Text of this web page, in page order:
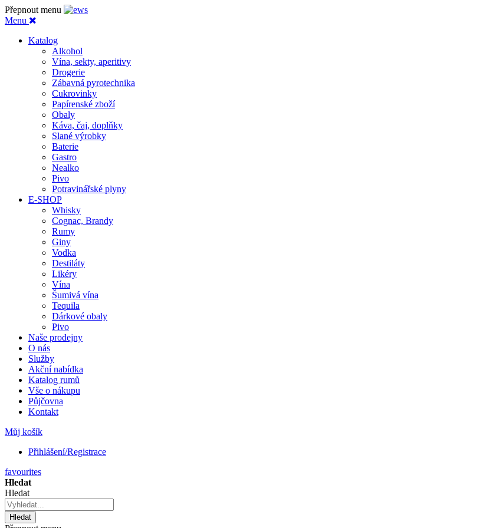
Přepnout menu
Menu
Katalog
Alkohol
Vína, sekty, aperitivy
Drogerie
Zábavná pyrotechnika
Cukrovinky
Papírenské zboží
Obaly
Káva, čaj, doplňky
Slané výrobky
Baterie
Gastro
Nealko
Pivo
Potravinářské plyny
E-SHOP
Whisky
Cognac, Brandy
Rumy
Giny
Vodka
Destiláty
Likéry
Vína
Šumivá vína
Tequila
Dárkové obaly
Pivo
Naše prodejny
O nás
Služby
Akční nabídka
Katalog rumů
Vše o nákupu
Půjčovna
Kontakt
Můj košík
Přihlášení/Registrace
favourites
Hledat
Hledat
Hledat